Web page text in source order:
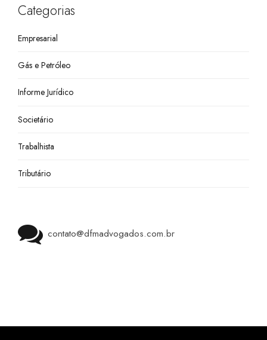
Categorias
Empresarial
Gás e Petróleo
Informe Jurídico
Societário
Trabalhista
Tributário
contato@dfmadvogados.com.br